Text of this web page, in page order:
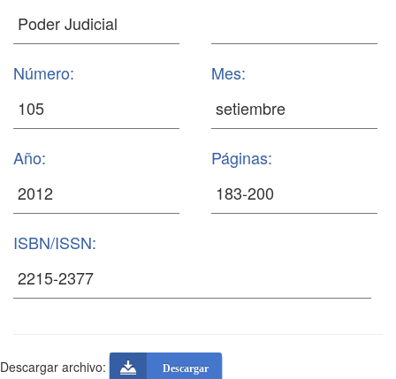
Número: Mes:
Año: Páginas:
ISBN/ISSN:
Descargar archivo: Descargar